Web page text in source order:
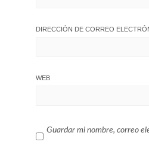
DIRECCIÓN DE CORREO
WEB
Guardar mi nombre, correo